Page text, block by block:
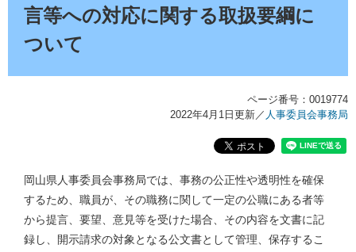
言等への対応に関する取扱要綱に
ついて
ページ番号：0019774
2022年4月1日更新／ 人事委員会事務局
岡山県人事委員会事務局では、事務の公正性や透明性を確保
するため、職員が、その職務に関して一定の公職にある者等
から提言、要望、意見等を受けた場合、その内容を文書に記
録し、開示請求の対象となる公文書として管理、保存するこ